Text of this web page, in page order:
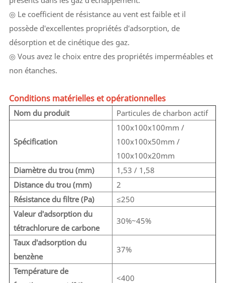
◎ Le coefficient de résistance au vent est faible et il
possède d'excellentes propriétés d'adsorption, de
désorption et de cinétique des gaz.
◎ Vous avez le choix entre des propriétés imperméables et
non étanches.
Conditions matérielles et opérationnelles
Nom du produit Particules de charbon actif
Spécification
100x100x100mm /
100x100x50mm /
100x100x20mm
Diamètre du trou (mm)
1,53 / 1,58
Distance du trou (mm)
2
Résistance du filtre (Pa)
≤250
Valeur d'adsorption du
tétrachlorure de carbone
30%~45%
Taux d'adsorption du
benzène
37%
Température de
<400